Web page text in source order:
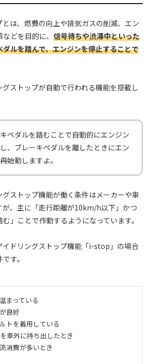
は、燃費の向上や排気ガスの削減、エン
どを目的に、 信号待ちや渋滞中といった
ルを踏んで、エンジンを停止することで
ストップが自動で行われる機能を搭載し
ペダルを踏むことで自動的にエンジン
、ブレーキペダルを離したときにエン
始動しますよ。
ストップ機能が働く条件はメーカーや車
が、主に「走行距離が10km/h以下」かつ
む」ことで作動するようになっています。
イドリングストップ機能「i-stop」の場合
す。
まっている
良好
トを着用している
車外に持ち出したとき
消費が多いとき